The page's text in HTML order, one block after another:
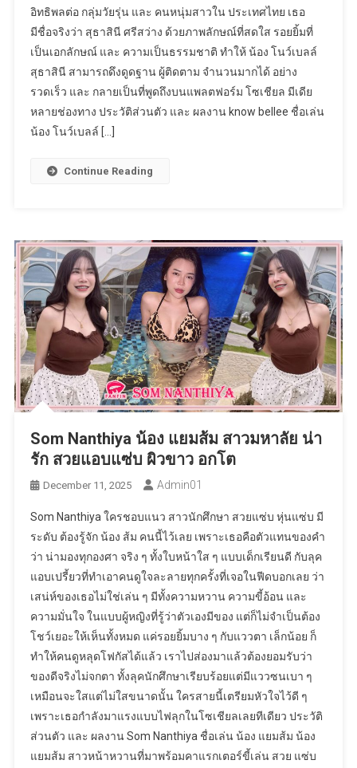
อิทธิพลต่อ กลุ่มวัยรุ่น และ คนหนุ่มสาวใน ประเทศไทย เธอ
มีชื่อจริงว่า สุธาสินี ศรีสว่าง ด้วยภาพลักษณ์ที่สดใส รอยยิ้มที่
เป็นเอกลักษณ์ และ ความเป็นธรรมชาติ ทำให้ น้อง โนว์เบลล์
สุธาสินี สามารถดึงดูดฐาน ผู้ติดตาม จำนวนมากได้ อย่าง
รวดเร็ว และ กลายเป็นที่พูดถึงบนแพลตฟอร์ม โซเชียล มีเดีย
หลายช่องทาง ประวัติส่วนตัว และ ผลงาน know bellee ชื่อเล่น
น้อง โนว์เบลล์ […]
Continue Reading
Som Nanthiya น้อง แยมส้ม สาวมหาลัย น่า
รัก สวยแอบแซ่บ ผิวขาว อกโต
December 11, 2025 Admin01
Som Nanthiya ใครชอบแนว สาวนักศึกษา สวยแซ่บ หุ่นแซ่บ มี
ระดับ ต้องรู้จัก น้อง ส้ม คนนี้ไว้เลย เพราะเธอคือตัวแทนของคำ
ว่า น่ามองทุกองศา จริง ๆ ทั้งใบหน้าใส ๆ แบบเด็กเรียนดี กับลุค
แอบเปรี้ยวที่ทำเอาคนดูใจละลายทุกครั้งที่เจอในฟีดบอกเลย ว่า
เสน่ห์ของเธอไม่ใช่เล่น ๆ มีทั้งความหวาน ความขี้อ้อน และ
ความมั่นใจ ในแบบผู้หญิงที่รู้ว่าตัวเองมีของ แต่ก็ไม่จำเป็นต้อง
โชว์เยอะให้เห็นทั้งหมด แค่รอยยิ้มบาง ๆ กับแววตา เล็กน้อย ก็
ทำให้คนดูหลุดโฟกัสได้แล้ว เราไปส่องมาแล้วต้องยอมรับว่า
ของดีจริงไม่จกตา ทั้งลุคนักศึกษาเรียบร้อยแต่มีแววซนเบา ๆ
เหมือนจะใสแต่ไม่ใสขนาดนั้น ใครสายนี้เตรียมหัวใจไว้ดี ๆ
เพราะเธอกำลังมาแรงแบบไฟลุกในโซเชียลเลยทีเดียว ประวัติ
ส่วนตัว และ ผลงาน Som Nanthiya ชื่อเล่น น้อง แยมส้ม น้อง
แยมส้ม สาวหน้าหวานที่มาพร้อมคาแรกเตอร์ขี้เล่น สวย แซ่บ